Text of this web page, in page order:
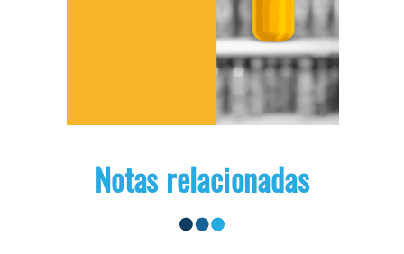
Notas relacionadas